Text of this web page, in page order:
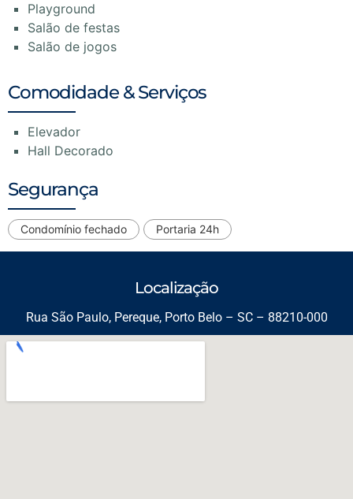
Playground
Salão de festas
Salão de jogos
Comodidade & Serviços
Elevador
Hall Decorado
Segurança
Condomínio fechado Portaria 24h
Localização
Rua São Paulo, Pereque, Porto Belo – SC – 88210-000